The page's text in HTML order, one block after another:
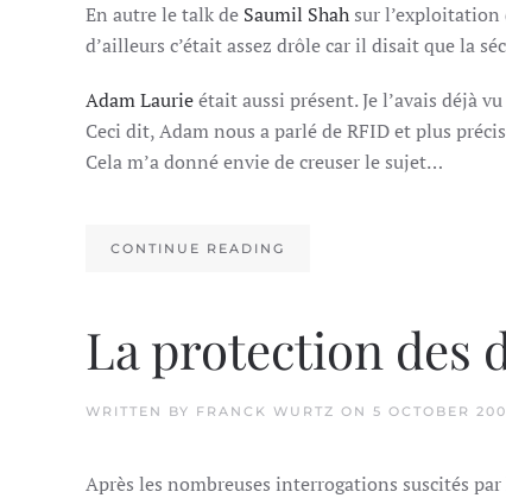
En autre le talk de Saumil Shah sur l’exploitation
d’ailleurs c’était assez drôle car il disait que la
Adam Laurieétait aussi présent. Je l’avais déjà
Ceci dit, Adam nous a parlé de RFID et plus
Cela m’a donné envie de creuser le sujet…
CONTINUE READING
La protection des
WRITTEN BY FRANCK WURTZ ON 5 OCTOBER
Après les nombreuses interrogations suscités